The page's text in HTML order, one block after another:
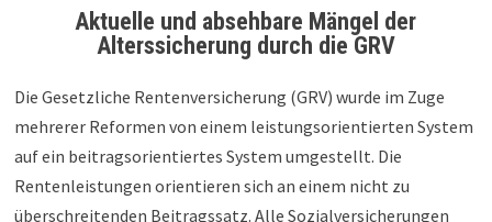
Aktuelle und absehbare Mängel der
Alterssicherung durch die GRV
Die Gesetzliche Rentenversicherung (GRV) wurde im Zuge
mehrerer Reformen von einem leistungsorientierten System
auf ein beitragsorientiertes System umgestellt. Die
Rentenleistungen orientieren sich an einem nicht zu
überschreitenden Beitragssatz. Alle Sozialversicherungen